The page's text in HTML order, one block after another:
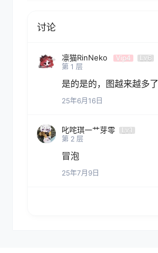
讨论
凛猫RinNeko Vip4
Lv6
第 1 层
是的是的，图越来越多了
25年6月16日
叱咤琪一艹芽零
Lv1
第 2 层
冒泡
25年7月9日